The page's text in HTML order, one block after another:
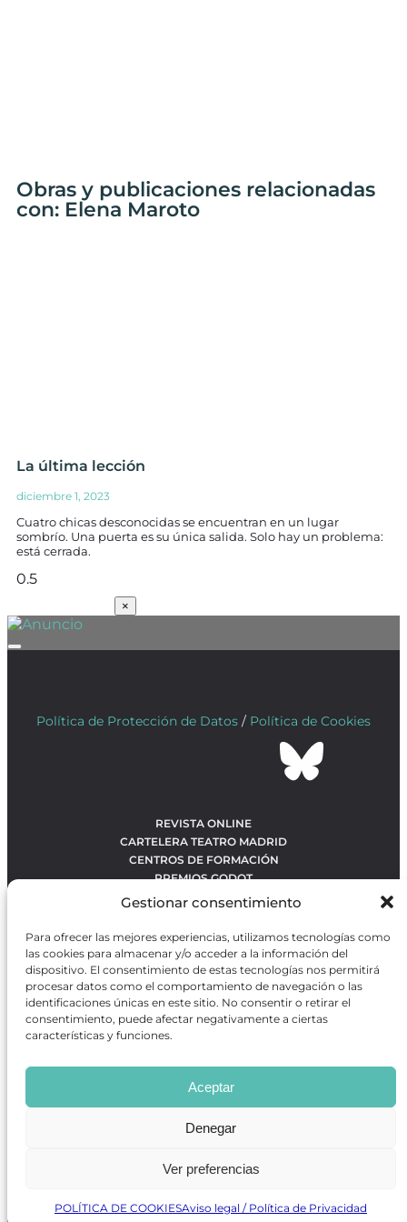
Gestionar consentimiento
Para ofrecer las mejores experiencias, utilizamos tecnologías como
las cookies para almacenar y/o acceder a la información del
dispositivo. El consentimiento de estas tecnologías nos permitirá
procesar datos como el comportamiento de navegación o las
identificaciones únicas en este sitio. No consentir o retirar el
consentimiento, puede afectar negativamente a ciertas
características y funciones.
Aceptar
Denegar
Ver preferencias
POLÍTICA DE COOKIESAviso legal / Política de Privacidad
Obras y publicaciones relacionadas
con: Elena Maroto
La última lección
diciembre 1, 2023
Cuatro chicas desconocidas se encuentran en un lugar
sombrío. Una puerta es su única salida. Solo hay un problema:
está cerrada.
×
Política de Protección de Datos / Política de Cookies
REVISTA ONLINE
CARTELERA TEATRO MADRID
CENTROS DE FORMACIÓN
PREMIOS GODOT
CONTACTO
OBRAS MÁS VOTADAS
RANKING MEJORES OBRAS
BÚSQUEDA AVANZADA DE OBRAS
Revista GODOTes una revista independiente especializada
en información sobre artes escénicas de Madrid, gratuita y
que se distribuye en espacios escénicos, además de otros
puntos de interés turístico y de ocio de la capital.
Desarrollado por Precise Future